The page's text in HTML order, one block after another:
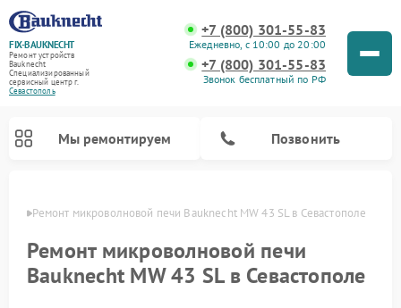
FIX-BAUKNECHT
Ремонт устройств
Bauknecht
Специализированный
cервисный центр г.
Севастополь
+7 (800) 301-55-83
Ежедневно, с 10:00 до 20:00
+7 (800) 301-55-83
Звонок бесплатный по РФ
Мы ремонтируем Позвонить
Ремонт микроволновой печи Bauknecht MW 43 SL в Севастополе
Ремонт микроволновой печи
Bauknecht MW 43 SL в Севастополе